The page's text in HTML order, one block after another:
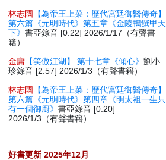
林志國
【為帝王上菜：歷代宮廷御醫傳奇】
第六篇《元明時代》第五章《金陵鴨饌甲天
下》書亞錄音 [0:22] 2026/1/17（有聲書
籍）
金庸 【笑傲江湖】 第十七章《傾心》劉小
珍錄音 [2:57] 2026/1/3（有聲書籍）
林志國
【為帝王上菜：歷代宮廷御醫傳奇】
第六篇《元明時代》第四章《明太祖一生只
有一個御廚》書亞錄音 [0:20]
2026/1/3（有聲書籍）
好書更新 2025年12月